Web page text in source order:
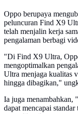
Oppo berupaya
peluncuran Find X9
telah menjalin kerja
pengalaman berbagi
"Di Find X9 Ultra,
mengoptimalkan
Ultra menjaga kualitas
hingga dibagikan,"
Ia juga menambahkan,
dapat mencapai